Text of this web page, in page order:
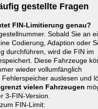
gestellte Fragen
FIN-Limitierung genau?
Sobald Sie an
Codierung, Adaption oder
durchführen, wird die FIN im
Diese Fahrzeuge
wieder vollumfänglich
Fehlerspeicher auslesen und
vielen Fahrzeugen
3-FIN-Version.
FIN-Limit: